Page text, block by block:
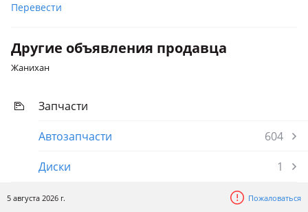
Subaru Legacy Lancaster
рестайлинг
Перевести
Другие объявления продавца
Жанихан
Запчасти
Автозапчасти
604
Диски
1
5 августа 2026 г. Пожаловаться